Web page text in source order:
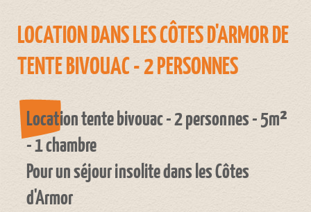
LOCATION DANS LES CÔTES D'ARMOR DE
TENTE BIVOUAC - 2 PERSONNES
Location tente bivouac - 2 personnes - 5m²
- 1 chambre
Pour un séjour insolite dans les Côtes
d'Armor